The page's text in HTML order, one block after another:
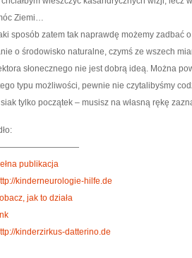
Ziemi…
sposób zatem tak naprawdę możemy zadbać
o środowisko naturalne, czymś ze wszech
słonecznego nie jest dobrą ideą. Można
typu możliwości, pewnie nie czytalibyśmy
tylko początek – musisz na własną rękę
publikacja
kinderneurologie-hilfe.de
jak to działa
kinderzirkus-datterino.de